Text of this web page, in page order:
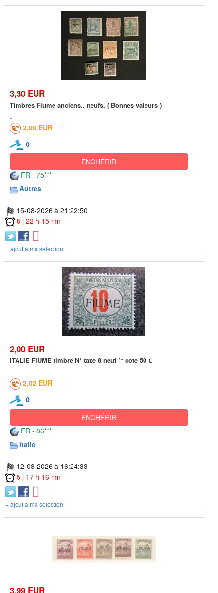
3,30 EUR
Timbres Fiume anciens.. neufs. ( Bonnes valeurs )
2,00 EUR
0
ENCHÉRIR
FR - 75***
Autres
15-08-2026 à 21:22:50
8 j 22 h 15 mn
+ ajout à ma sélection
2,00 EUR
ITALIE FIUME timbre N° taxe 8 neuf ** cote 50 €
2,02 EUR
0
ENCHÉRIR
FR - 86***
Italie
12-08-2026 à 16:24:33
5 j 17 h 16 mn
+ ajout à ma sélection
3,99 EUR